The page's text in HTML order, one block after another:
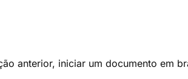
anterior, iniciar um documento em